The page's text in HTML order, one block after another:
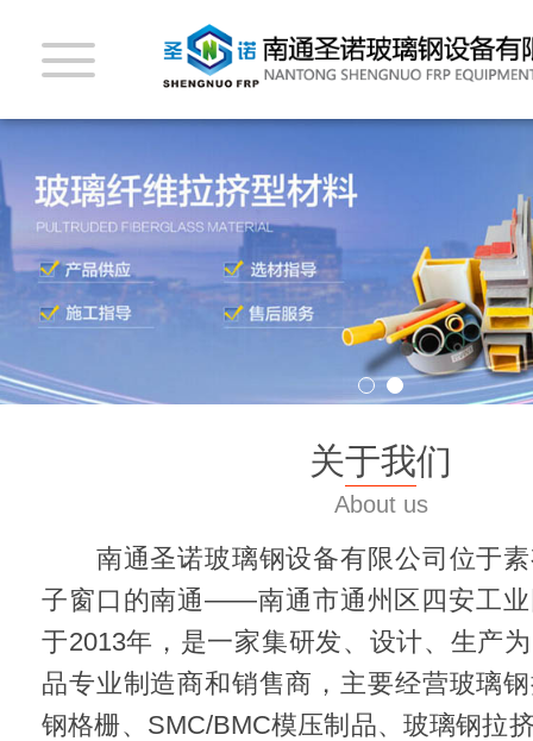
关于我们
About us
南通圣诺玻璃钢设备有限公司位于素
子窗口的南通——南通市通州区四安工业
于2013年，是一家集研发、设计、生产
品专业制造商和销售商，主要经营玻璃
钢格栅、SMC/BMC模压制品、玻璃钢拉